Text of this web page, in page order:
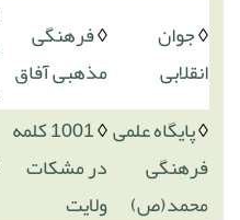
◊جوان
انقلابی
◊فرهنگی
مذهبی آفاق
◊پایگاه علمی
فرهنگی
محمد(ص)
◊
1001 کلمه
در مشکات
ولایت